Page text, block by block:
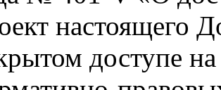
настоящего
доступе